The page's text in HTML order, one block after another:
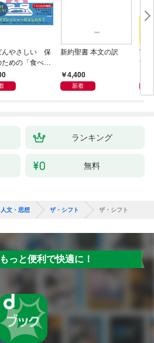
んやさしい 保
ための「食べな
サポートＢＯＯ
・少食のお悩
新約聖書 本文の訳
4,400
新着
実
す
ランキング
無料
人文・思想 ザ・シフト ザ・シフト
っと便利で快適に！